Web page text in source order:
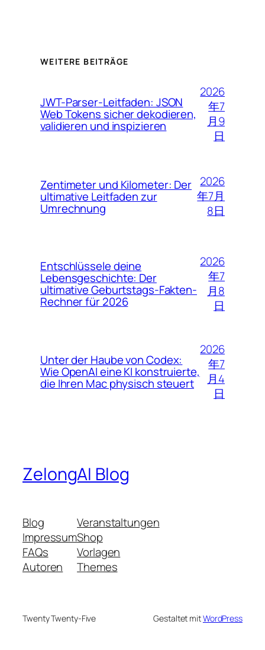
WEITERE BEITRÄGE
JWT-Parser-Leitfaden: JSON
Web Tokens sicher dekodieren,
validieren und inspizieren
2026
年7
月9
日
Zentimeter und Kilometer: Der
ultimative Leitfaden zur
Umrechnung
2026
年7月
8日
Entschlüssele deine
Lebensgeschichte: Der
ultimative Geburtstags-Fakten-
Rechner für 2026
2026
年7
月8
日
Unter der Haube von Codex:
Wie OpenAI eine KI konstruierte,
die Ihren Mac physisch steuert
2026
年7
月4
日
ZelongAI Blog
Blog
Impressum
FAQs
Autoren
Veranstaltungen
Shop
Vorlagen
Themes
Twenty Twenty-Five Gestaltet mitWordPress